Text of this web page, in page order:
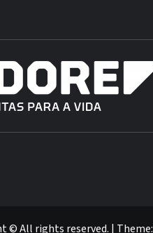
© All rights reserved. | Theme: